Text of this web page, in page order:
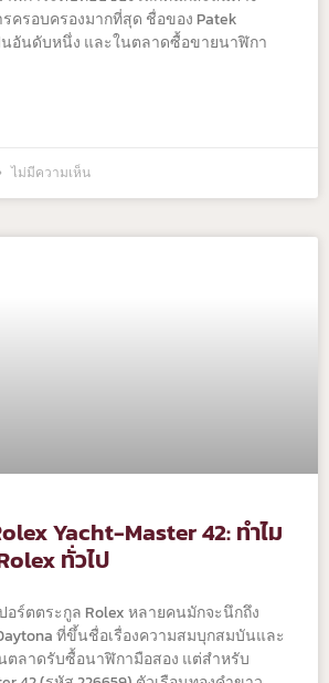
ครอบครองมากที่สุด ชื่อของ Patek
นอันดับหนึ่ง และในตลาดซื้อขายนาฬิกา
ไม่มีความเห็น
Yacht-Master 42: ทำไม
ทั่วไป
อร์ตตระกูล Rolex หลายคนมักจะนึกถึง
ที่ขึ้นชื่อเรื่องความสมบุกสมบันและ
ตลาดรับซื้อนาฬิกามือสอง แต่สำหรับ